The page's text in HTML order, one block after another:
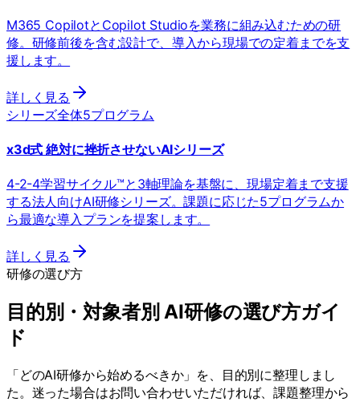
M365 CopilotとCopilot Studioを業務に組み込むための研
修。研修前後を含む設計で、導入から現場での定着までを支
援します。
詳しく見る
シリーズ全体5プログラム
x3d式 絶対に挫折させないAIシリーズ
4-2-4学習サイクル™と3軸理論を基盤に、現場定着まで支援
する法人向けAI研修シリーズ。課題に応じた5プログラムか
ら最適な導入プランを提案します。
詳しく見る
研修の選び方
目的別・対象者別 AI研修の選び方ガイ
ド
「どのAI研修から始めるべきか」を、目的別に整理しまし
た。迷った場合はお問い合わせいただければ、課題整理から